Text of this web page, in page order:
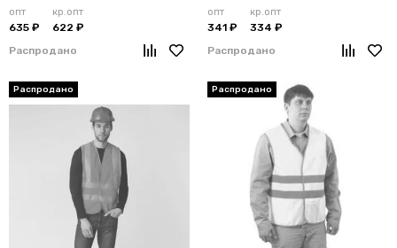
(тк.Полиэфир,130) тип 3,
оранжевый
опт
635 ₽
кр.опт
622 ₽
Распродано
3Э, лимонный
опт
341 ₽
кр.опт
334 ₽
Распродано